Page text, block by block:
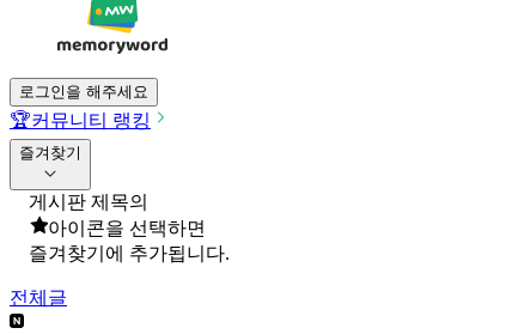
로그인을 해주세요
🏆커뮤니티 랭킹
즐겨찾기
게시판 제목의
아이콘을 선택하면
즐겨찾기에 추가됩니다.
전체글